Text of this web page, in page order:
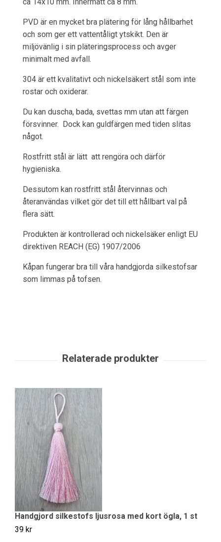
PVD är en mycket bra plätering för lång hållbarhet
och som ger ett vattentåligt ytskikt. Den är
miljövänlig i sin pläteringsprocess och avger
minimalt med avfall.
304 är ett kvalitativt och nickelsäkert stål som inte
rostar och oxiderar.
Du kan duscha, bada, svettas mm utan att färgen
försvinner. Dock kan guldfärgen med tiden slitas
något.
Rostfritt stål är lätt att rengöra och därför
hygieniska.
Dessutom kan rostfritt stål återvinnas och
återanvändas vilket gör det till ett hållbart val på
flera sätt.
Produkten är kontrollerad och nickelsäker enligt EU
direktiven REACH (EG) 1907/2006
Kåpan fungerar bra till våra handgjorda silkestofsar
som limmas på tofsen.
Handgjord silkestofs ljusrosa med kort ögla, 1 st
39 kr